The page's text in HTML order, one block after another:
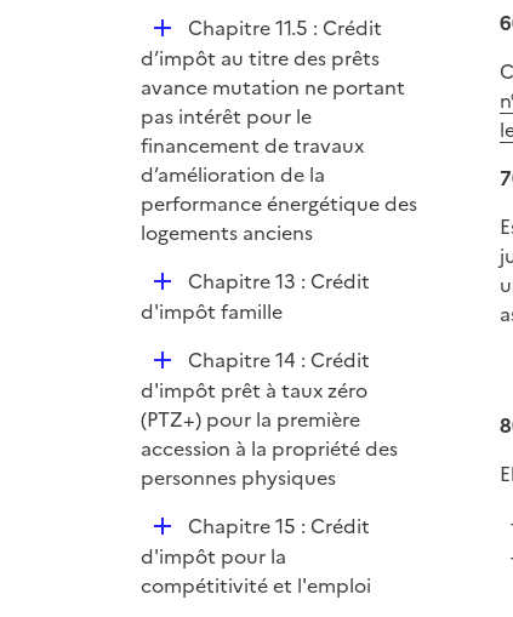
D
é
p
l
i
e
r
Chapitre 11.5 : Crédit
d’impôt au titre des prêts
avance mutation ne portant
pas intérêt pour le
financement de travaux
d’amélioration de la
performance énergétique des
logements anciens
D
é
i
e
r
Chapitre 13 : Crédit
d'impôt famille
D
é
p
l
i
Chapitre 14 : Crédit
d'impôt prêt à taux zéro
(PTZ+) pour la première
accession à la propriété des
personnes physiques
D
é
p
Chapitre 15 : Crédit
d'impôt pour la
compétitivité et l'emploi